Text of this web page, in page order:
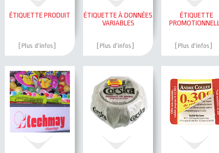
ÉTIQUETTE PRODUIT
ÉTIQUETTE À DONNÉES
VARIABLES
ÉTIQUETTE